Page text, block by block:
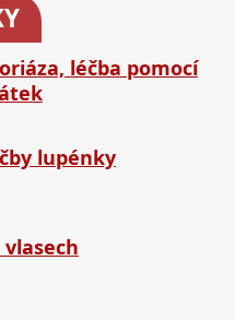
léčba pomocí
lupénky